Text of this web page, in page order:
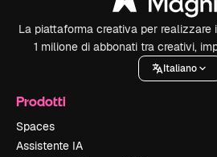
La piattaforma creativa per realizzare
1 milione di abbonati tra creativi,
Italiano
Prodotti
Spaces
Assistente IA